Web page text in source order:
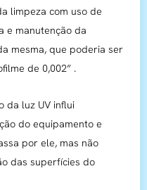
limpeza com uso de
e manutenção da
mesma, que poderia ser
de 0,002” .
da luz UV influi
do equipamento e
por ele, mas não
das superfícies do